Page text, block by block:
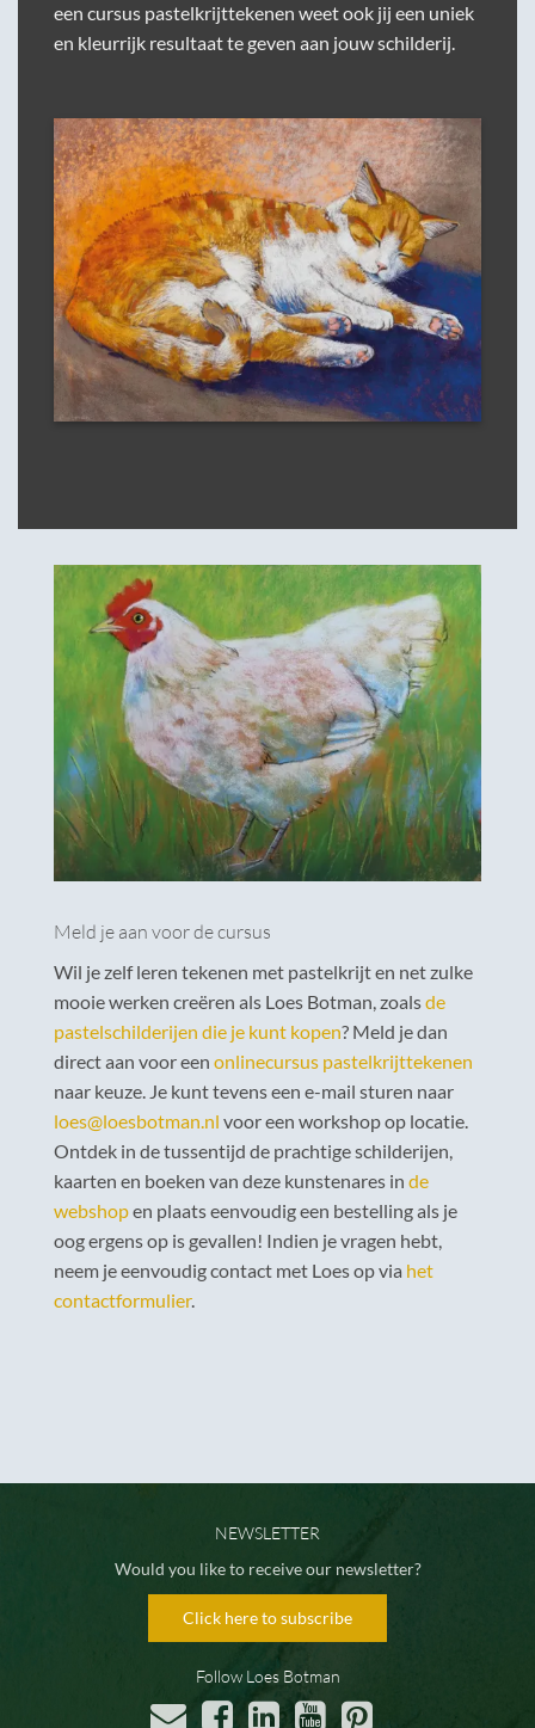
een cursus pastelkrijttekenen weet ook jij een uniek
en kleurrijk resultaat te geven aan jouw schilderij.
Meld je aan voor de cursus
Wil je zelf leren tekenen met pastelkrijt en net zulke
mooie werken creëren als Loes Botman, zoalsde
pastelschilderijen die je kunt kopen? Meld je dan
direct aan voor een onlinecursus pastelkrijttekenen
naar keuze. Je kunt tevens een e-mail sturen naar
loes@loesbotman.nl voor een workshop op locatie.
Ontdek in de tussentijd de prachtige schilderijen,
kaarten en boeken van deze kunstenares in de
webshopen plaats eenvoudig een bestelling als je
oog ergens op is gevallen! Indien je vragen hebt,
neem je eenvoudig contact met Loes op via het
contactformulier.
NEWSLETTER
Would you like to receive our newsletter?
Click here to subscribe
Follow Loes Botman